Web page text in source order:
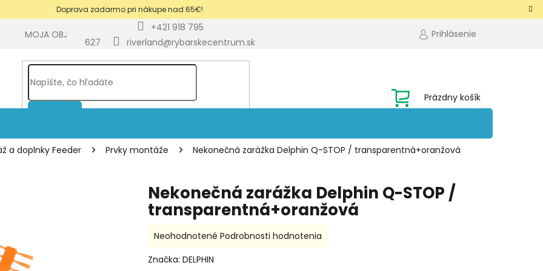
Doprava zadarmo pri nákupe nad 65€!
+421 918 795
627
riverland@rybarskecentrum.sk
MOJA OBJEDNÁVKA BLOG Prihlásenie
NÁKUPNÝ
KOŠÍK
Prázdny košík
a doplnky Feeder Prvky montáže Nekonečná zarážka Delphin Q-STOP / transparentná+oranžová
Nekonečná zarážka Delphin Q-STOP /
transparentná+oranžová
Priemerné
produktu
Neohodnotené Podrobnosti hodnotenia
Značka: DELPHIN